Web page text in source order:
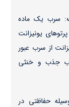
: سرب یک ماده
یونیزانت
از سرب عبور
جذب و خنثی
حفاظتی در